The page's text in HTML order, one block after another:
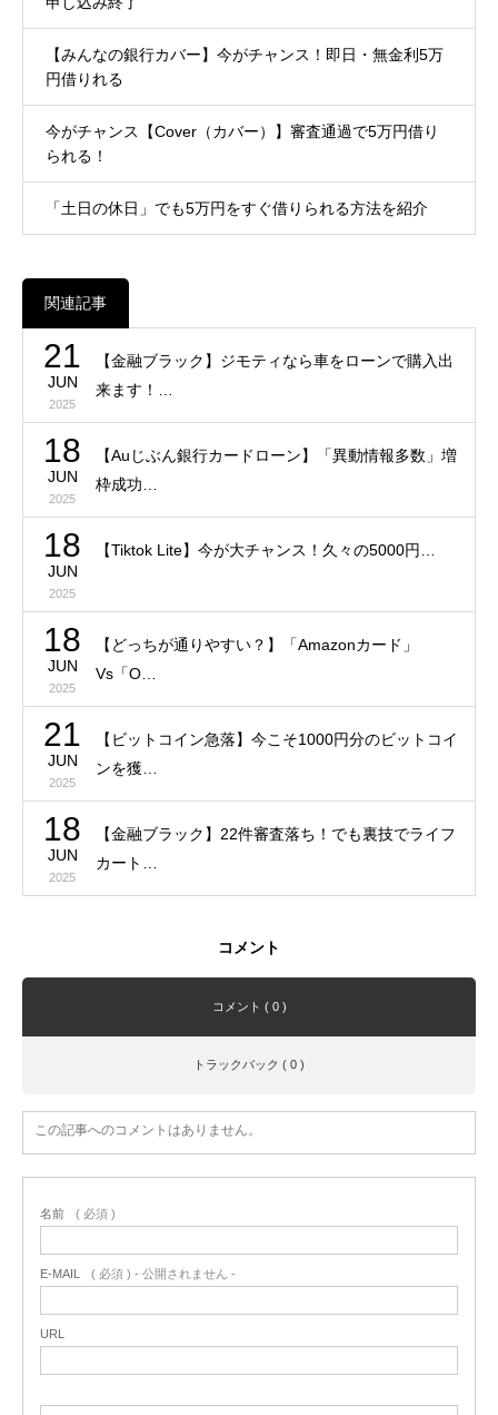
【みんなの銀行カバー】今がチャンス！即日・無金利5万
円借りれる
今がチャンス【Cover（カバー）】審査通過で5万円借り
られる！
「土日の休日」でも5万円をすぐ借りられる方法を紹介
関連記事
21
JUN
2025
【金融ブラック】ジモティなら車をローンで購入出
来ます！…
18
JUN
2025
【Auじぶん銀行カードローン】「異動情報多数」増
枠成功…
18
JUN
2025
【Tiktok Lite】今が大チャンス！久々の5000円…
18
JUN
2025
【どっちが通りやすい？】「Amazonカード」
Vs「O…
21
JUN
2025
【ビットコイン急落】今こそ1000円分のビットコイ
ンを獲…
18
JUN
2025
【金融ブラック】22件審査落ち！でも裏技でライフ
カート…
コメント
コメント ( 0 )
トラックバック ( 0 )
この記事へのコメントはありません。
名前 ( 必須 )
E-MAIL ( 必須 ) - 公開されません -
URL